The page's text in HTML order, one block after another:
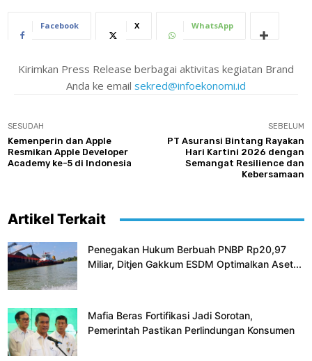
Facebook X WhatsApp
Kirimkan Press Release berbagai aktivitas kegiatan Brand
Anda ke email sekred@infoekonomi.id
SESUDAH
Kemenperin dan Apple
Resmikan Apple Developer
Academy ke-5 di Indonesia
SEBELUM
PT Asuransi Bintang Rayakan
Hari Kartini 2026 dengan
Semangat Resilience dan
Kebersamaan
Artikel Terkait
Penegakan Hukum Berbuah PNBP Rp20,97
Miliar, Ditjen Gakkum ESDM Optimalkan Aset...
Mafia Beras Fortifikasi Jadi Sorotan,
Pemerintah Pastikan Perlindungan Konsumen